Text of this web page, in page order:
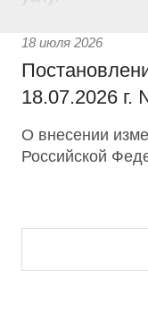
18 июля 2026
18.07.2026 г.
О внесении
Российской